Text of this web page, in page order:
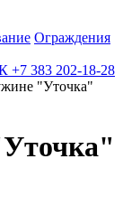
Ограждения
+7 383 202-18-28
"Уточка"